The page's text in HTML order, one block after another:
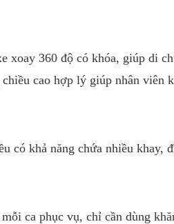
xoay 360 độ có khóa, giúp di
cao hợp lý giúp nhân viên
có khả năng chứa nhiều khay,
ca phục vụ, chỉ cần dùng